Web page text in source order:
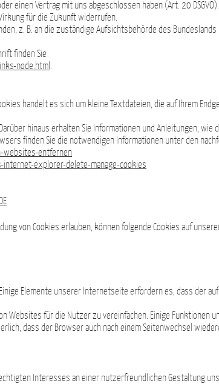
einen Vertrag mit uns abgeschlossen haben (Art. 20 DSGVO).
für die Zukunft widerrufen.
z. B. an die zuständige Aufsichtsbehörde des
finden Sie
node.html .
handelt es sich um kleine Textdateien, die auf Ihrem
hinaus erhalten Sie Informationen und Anleitungen, wie
finden Sie die notwendigen Informationen unter den
websites-entfernen
explorer-delete-manage-cookies
von Cookies erlauben, können folgende Cookies auf
Elemente unserer Internetseite erfordern es, dass der
Websites für die Nutzer zu vereinfachen. Einige Funktionen
dass der Browser auch nach einem Seitenwechsel
Interesses an einer nutzerfreundlichen Gestaltung